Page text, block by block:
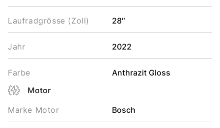
Laufradgrösse (Zoll) 28″
Jahr 2022
Farbe
Anthrazit Gloss
Motor
Marke Motor
Bosch